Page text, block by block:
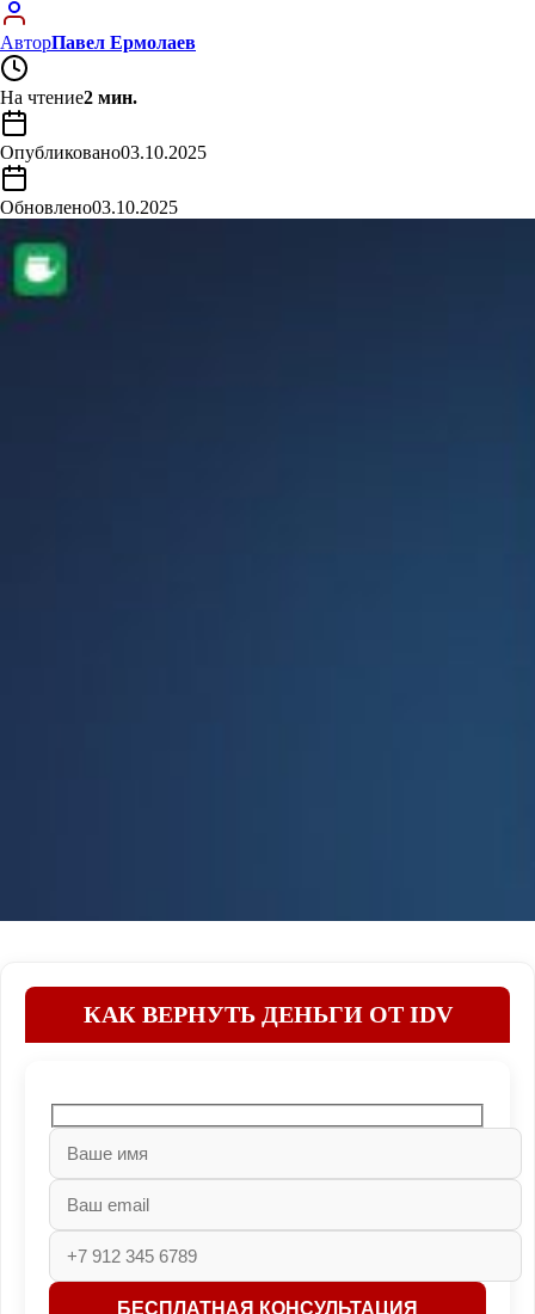
АвторПавел Ермолаев
На чтение2 мин.
Опубликовано03.10.2025
Обновлено03.10.2025
КАК ВЕРНУТЬ ДЕНЬГИ ОТ IDV